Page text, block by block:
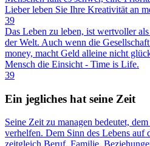
Lieber leben Sie Ihre Kreativität an
39
Das Leben zu leben, ist wertvoller
der Welt. Auch wenn die
money, macht Geld alleine nicht
Mensch die Einsicht - Time is Life.
39
Ein jegliches hat seine Zeit
Seine Zeit zu managen bedeutet,
verhelfen. Dem Sinn des Lebens auf